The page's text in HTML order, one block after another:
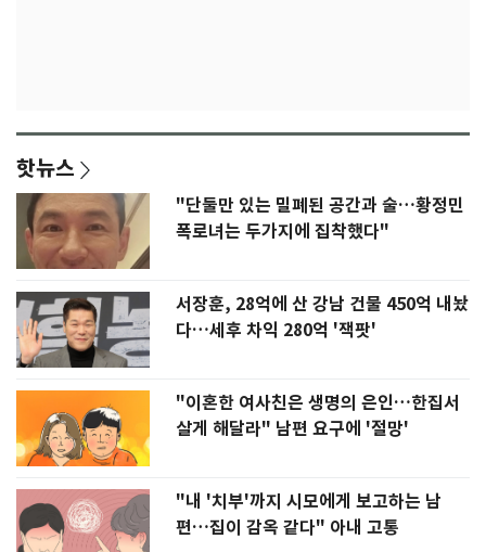
핫뉴스
"단둘만 있는 밀폐된 공간과 술…황정민
폭로녀는 두가지에 집착했다"
서장훈, 28억에 산 강남 건물 450억 내놨
다…세후 차익 280억 '잭팟'
"이혼한 여사친은 생명의 은인…한집서
살게 해달라" 남편 요구에 '절망'
"내 '치부'까지 시모에게 보고하는 남
편…집이 감옥 같다" 아내 고통